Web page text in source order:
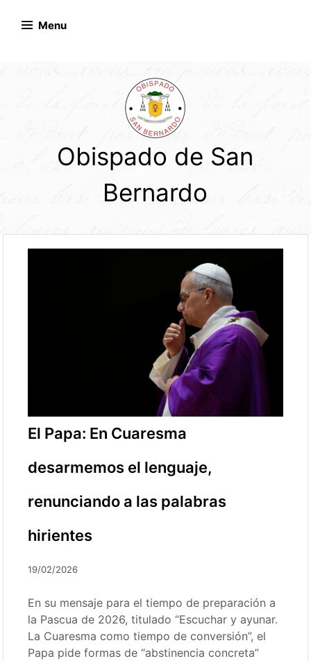
Menu
Obispado de San
Bernardo
El Papa: En Cuaresma
desarmemos el lenguaje,
renunciando a las palabras
hirientes
19/02/2026
En su mensaje para el tiempo de preparación a
la Pascua de 2026, titulado “Escuchar y ayunar.
La Cuaresma como tiempo de conversión”, el
Papa pide formas de “abstinencia concreta”